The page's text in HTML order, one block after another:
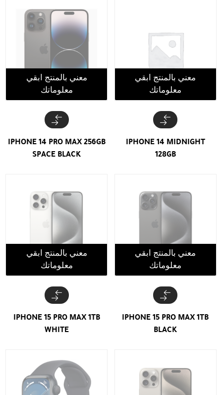
معني بالمنتج ابقي
معلوماتك
IPHONE 14 MIDNIGHT
128GB
معني بالمنتج ابقي
معلوماتك
IPHONE 14 PRO MAX 256GB
SPACE BLACK
معني بالمنتج ابقي
معلوماتك
IPHONE 15 PRO MAX 1TB
BLACK
معني بالمنتج ابقي
معلوماتك
IPHONE 15 PRO MAX 1TB
WHITE